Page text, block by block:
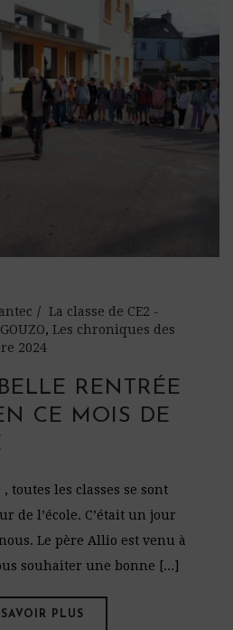
La classe de CE2 -
, Les chroniques des
2024
RENTRÉE
CE MOIS DE
toutes les classes se sont
de l’école. C’était un jour
Le père Allio est venu à
souhaiter une bonne [...]
PLUS